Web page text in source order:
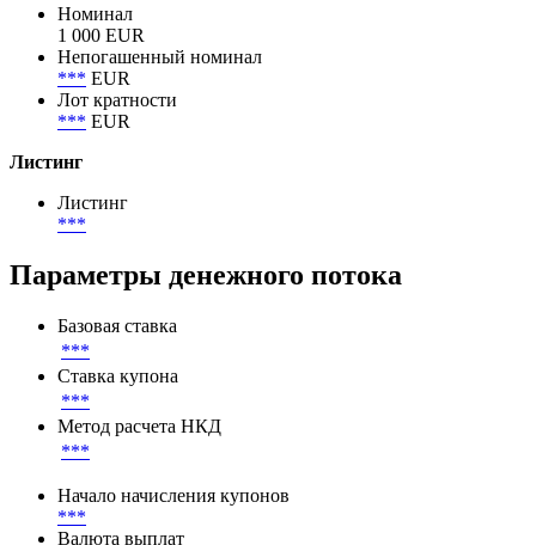
Номинал
Минимальный торговый лот
1 000 EUR
Номинал
1 000 EUR
***
***EUR
Листинг
Параметры денежного потока
Базовая ставка
***
Ставка купона
Метод расчета НКД
***